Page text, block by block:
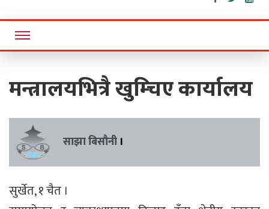
Bisaunee
मन्त्रालयभित्रै खुम्चिए कार्यालय
साझा बिसौनी ।
सुर्खेत, १ चैत ।